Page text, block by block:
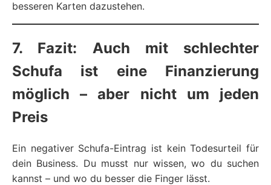
besseren Karten dazustehen.
7. Fazit: Auch mit schlechter
Schufa ist eine Finanzierung
möglich – aber nicht um jeden
Preis
Ein negativer Schufa-Eintrag ist kein Todesurteil für
dein Business. Du musst nur wissen, wo du suchen
kannst – und wo du besser die Finger lässt.